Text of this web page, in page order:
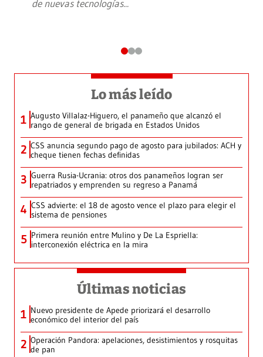
de nuevas tecnologías...
Lo más leído
1 Augusto Villalaz-Higuero, el panameño que alcanzó el
rango de general de brigada en Estados Unidos
2 CSS anuncia segundo pago de agosto para jubilados: ACH y
cheque tienen fechas definidas
3 Guerra Rusia-Ucrania: otros dos panameños logran ser
repatriados y emprenden su regreso a Panamá
4 CSS advierte: el 18 de agosto vence el plazo para elegir el
sistema de pensiones
5 Primera reunión entre Mulino y De La Espriella:
interconexión eléctrica en la mira
Últimas noticias
1 Nuevo presidente de Apede priorizará el desarrollo
económico del interior del país
2 Operación Pandora: apelaciones, desistimientos y rosquitas
de pan